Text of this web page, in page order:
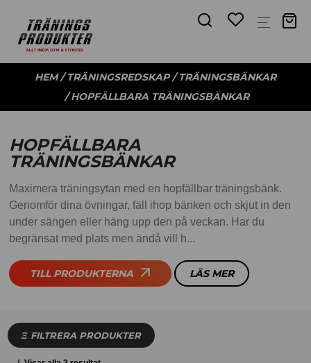
HEM/TRÄNINGSREDSKAP/TRÄNINGSBÄNKAR
/ HOPFÄLLBARA TRÄNINGSBÄNKAR
HOPFÄLLBARA
TRÄNINGSBÄNKAR
Maximera träningsytan med en hopfällbar träningsbänk.
Genomför dina övningar, fäll ihop bänken och skjut in den
under sängen eller häng upp den på veckan. Har du
begränsat med plats men ändå vill h...
TILL PRODUKTERNA LÄS MER
FILTRERA PRODUKTER